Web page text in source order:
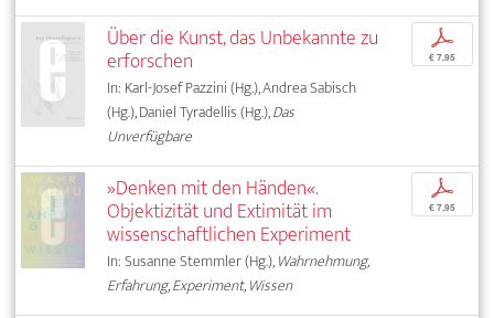
Über die Kunst, das Unbekannte zu
erforschen
In: Karl-Josef Pazzini (Hg.), Andrea Sabisch
(Hg.), Daniel Tyradellis (Hg.),Das
Unverfügbare
p
€ 7,95
»Denken mit den Händen«.
Objektizität und Extimität im
wissenschaftlichen Experiment
In: Susanne Stemmler (Hg.),Wahrnehmung,
Erfahrung, Experiment, Wissen
p
€ 7,95